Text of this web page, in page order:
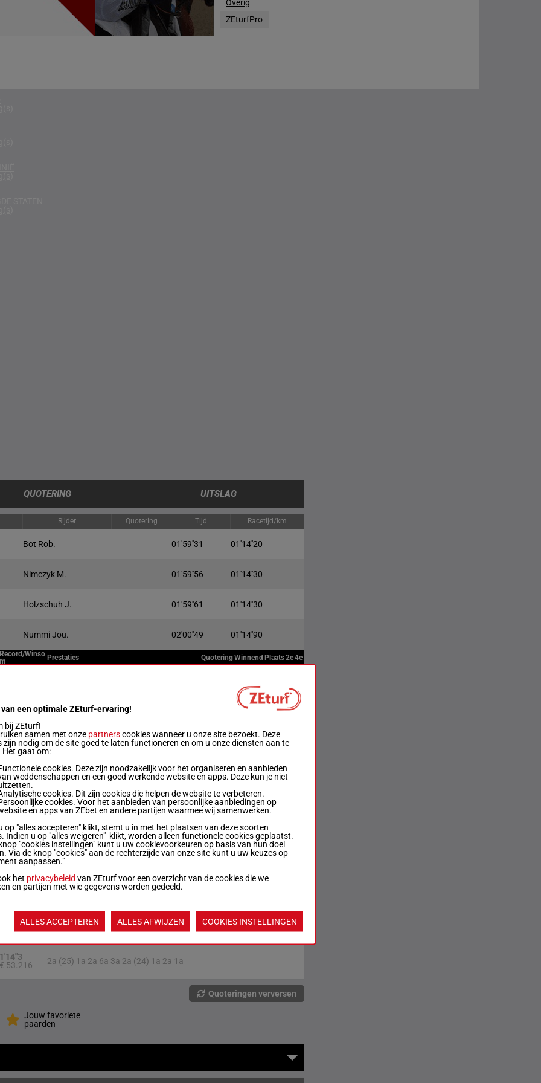
KONINKRIJK
STATEN
Overig
ZEturfPro
QUOTERING UITSLAG
Rijder Quotering Tijd Racetijd/km
Bot Rob. 01'59''31 01'14''20
Nimczyk M. 01'59''56 01'14''30
Holzschuh J. 01'59''61 01'14''30
Nummi Jou. 02'00''49 01'14''90
Record/Winso
m
Prestaties QuoteringWinnend Plaats2e4e
€ 24.005
Da
1'13"1
€ 25.330
1a 1a 4a 2a (25) 2a Da 1a 5a 1a (24) 1a
1a 1a
1'12"6
€ 41.410
Da (25) Da 4a 4a 2a 2a 3a 1a Da 1a 1a
1a
1'13"2
€ 47.813
(25) 2a 2a 3a 1a Da 4a 5a (24) 1a Da 1a
Da 4a
1'13"2
€ 47.973
1a 7a 4a (25) 4a 9a 2a 4a 4a 2a 3a 1a
1a
€ 48.760
2a 4a
1'14"3
€ 53.216
2a (25) 1a 2a 6a 3a 2a (24) 1a 2a 1a
Quoteringen verversen
Jouw favoriete
paarden
een optimale ZEturf-ervaring!
bij ZEturf!
samen met onze partnerscookies wanneer u onze site bezoekt. Deze
zijn nodig om de site goed te laten functioneren en om u onze diensten aan te
Het gaat om:
cookies. Deze zijn noodzakelijk voor het organiseren en aanbieden
weddenschappen en een goed werkende website en apps. Deze kun je niet
cookies. Dit zijn cookies die helpen de website te verbeteren.
cookies. Voor het aanbieden van persoonlijke aanbiedingen op
en apps van ZEbet en andere partijen waarmee wij samenwerken.
op "alles accepteren" klikt, stemt u in met het plaatsen van deze soorten
Indien u op "alles weigeren" klikt, worden alleen functionele cookies geplaatst.
"cookies instellingen" kunt u uw cookievoorkeuren op basis van hun doel
Via de knop "cookies" aan de rechterzijde van onze site kunt u uw keuzes op
aanpassen."
het privacybeleid van ZEturf voor een overzicht van de cookies die we
en partijen met wie gegevens worden gedeeld.
ALLES ACCEPTEREN ALLES AFWIJZEN COOKIES INSTELLINGEN